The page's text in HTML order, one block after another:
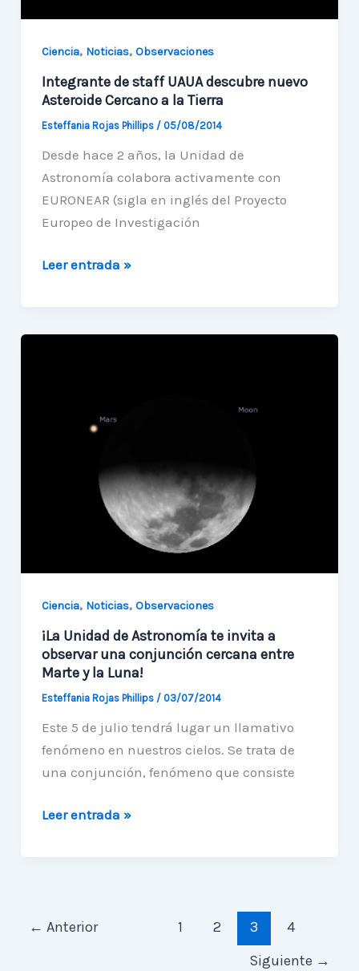
Ciencia, Noticias, Observaciones
Integrante de staff UAUA descubre nuevo
Asteroide Cercano a la Tierra
Esteffania Rojas Phillips / 05/08/2014
Desde hace 2 años, la Unidad de
Astronomía colabora activamente con
EURONEAR (sigla en inglés del Proyecto
Europeo de Investigación
Integrante
UAUA
Cercano
Leer entrada »
Ciencia, Noticias, Observaciones
¡La Unidad de Astronomía te invita a
observar una conjunción cercana entre
Marte y la Luna!
Esteffania Rojas Phillips / 03/07/2014
Este 5 de julio tendrá lugar un llamativo
fenómeno en nuestros cielos. Se trata de
una conjunción, fenómeno que consiste
¡La
invita
Leer entrada »
← Anterior 1 2 3
4
Siguiente →